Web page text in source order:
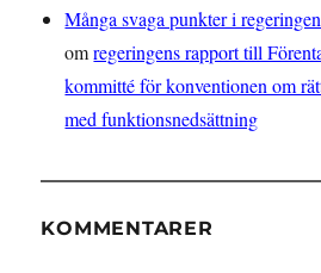
Många svaga punkter i
omregeringens rapport till
kommitté för konventionen om
med funktionsnedsättning
KOMMENTARER